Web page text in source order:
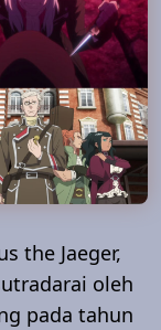
the Jaeger,
oleh
pada tahun